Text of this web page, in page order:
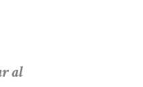
al